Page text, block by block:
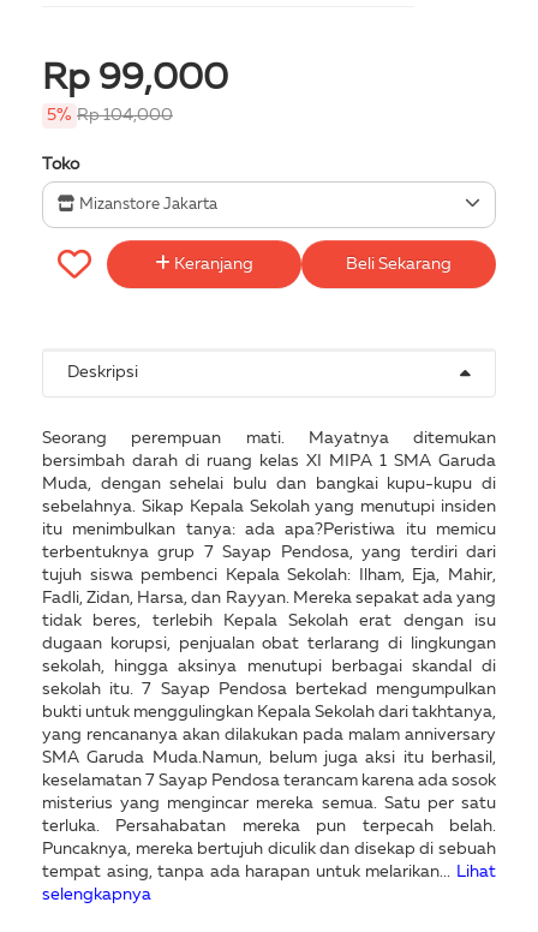
Rp 99,000
5% Rp 104,000
Toko
Mizanstore Jakarta
Keranjang Beli Sekarang
Deskripsi
Seorang perempuan mati. Mayatnya ditemukan
bersimbah darah di ruang kelas XI MIPA 1 SMA Garuda
Muda, dengan sehelai bulu dan bangkai kupu-kupu di
sebelahnya. Sikap Kepala Sekolah yang menutupi insiden
itu menimbulkan tanya: ada apa?Peristiwa itu memicu
terbentuknya grup 7 Sayap Pendosa, yang terdiri dari
tujuh siswa pembenci Kepala Sekolah: Ilham, Eja, Mahir,
Fadli, Zidan, Harsa, dan Rayyan. Mereka sepakat ada yang
tidak beres, terlebih Kepala Sekolah erat dengan isu
dugaan korupsi, penjualan obat terlarang di lingkungan
sekolah, hingga aksinya menutupi berbagai skandal di
sekolah itu. 7 Sayap Pendosa bertekad mengumpulkan
bukti untuk menggulingkan Kepala Sekolah dari takhtanya,
yang rencananya akan dilakukan pada malam anniversary
SMA Garuda Muda.Namun, belum juga aksi itu berhasil,
keselamatan 7 Sayap Pendosa terancam karena ada sosok
misterius yang mengincar mereka semua. Satu per satu
terluka. Persahabatan mereka pun terpecah belah.
Puncaknya, mereka bertujuh diculik dan disekap di sebuah
tempat asing, tanpa ada harapan untuk melarikan... Lihat
selengkapnya